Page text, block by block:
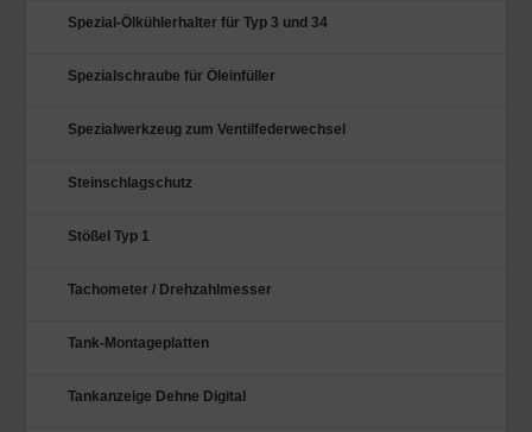
Spezial-Ölkühlerhalter für Typ 3 und 34
Spezialschraube für Öleinfüller
Spezialwerkzeug zum Ventilfederwechsel
Steinschlagschutz
Stößel Typ 1
Tachometer / Drehzahlmesser
Tank-Montageplatten
Tankanzeige Dehne Digital